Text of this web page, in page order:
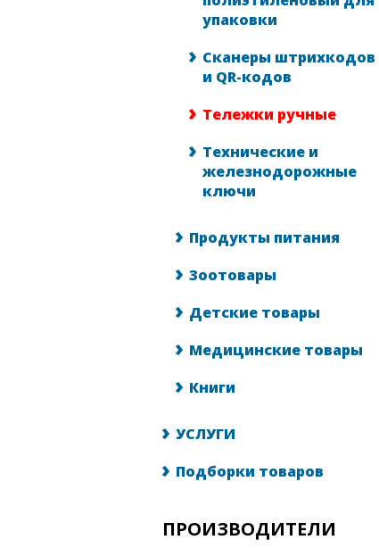
упаковки
Сканеры штрихкодов
и QR-кодов
Тележки ручные
Технические и
железнодорожные
ключи
Продукты питания
Зоотовары
Детские товары
Медицинские товары
Книги
УСЛУГИ
Подборки товаров
ПРОИЗВОДИТЕЛИ